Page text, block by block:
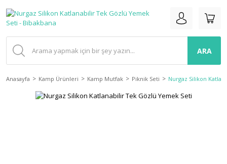
ARA
Anasayfa Kamp Ürünleri Kamp Mutfak Piknik Seti Nurgaz Silikon